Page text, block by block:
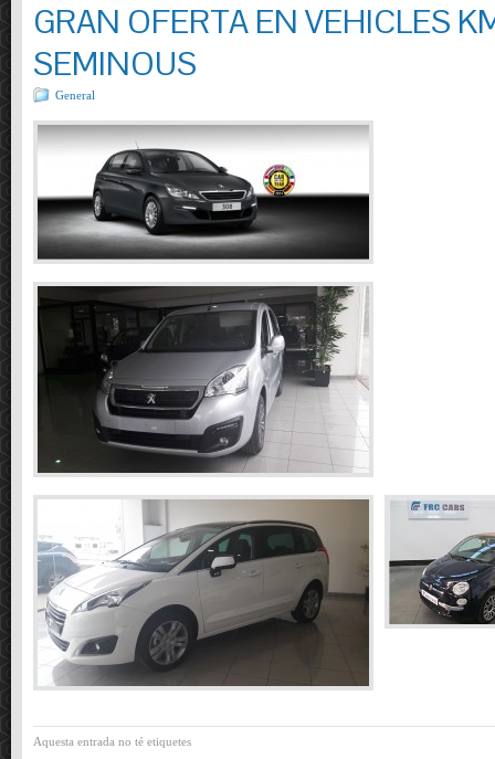
GRAN OFERTA EN VEHICLES
SEMINOUS
General
Aquesta entrada no té etiquetes